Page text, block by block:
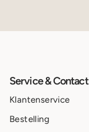
Service & Contact
Klantenservice
Bestelling